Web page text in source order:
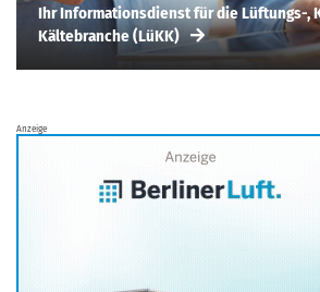
Ihr Informationsdienst für die Lüftungs-,
Kältebranche (LüKK)
Anzeige